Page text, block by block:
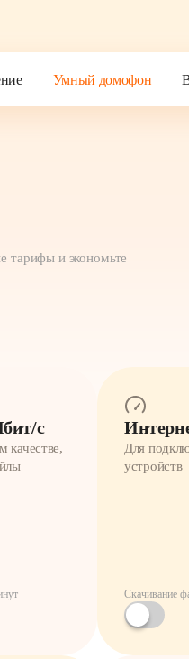
Умный домофон
Умный домофон
тарифы и экономьте
с
качестве,
Для
устройств
Скачивание